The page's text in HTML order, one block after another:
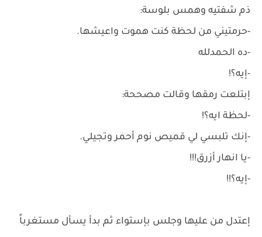
ذم شفتيه وهمس بلوسة:
-حرمتيني من لحظة كنت هموت واعيشها.
-ده الحمدلله
-إيه؟!
إبتلعت رمقها وقالت مصححة:
-لحظة ايه؟!
-إنك تلبسي لي قميص نوم أحمر وتجيلي.
-يا انهار أزرق!!!
-إيه؟!!
إعتدل من عليها وجلس بإستواء ثم بدأ يسأل مستغرباً